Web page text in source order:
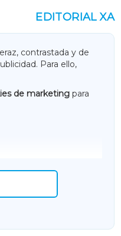
EDITORIAL XA
contrastada y de
Para ello,
de marketing para